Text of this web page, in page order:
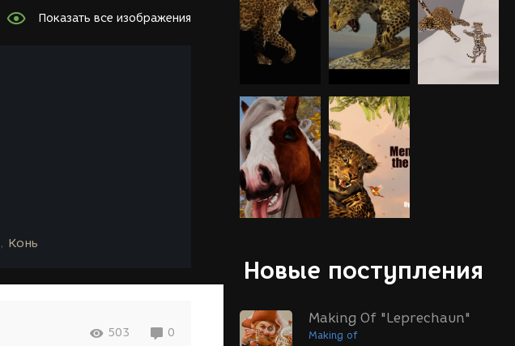
Новые поступления
Making Of "Leprechaun"
Making of
Показать все изображения
Конь
503 0